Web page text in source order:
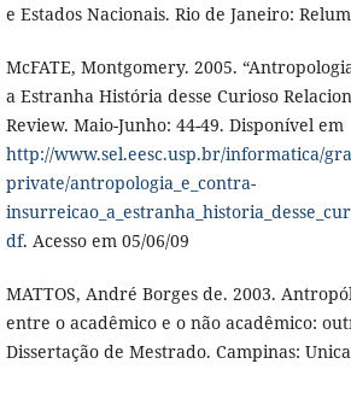
e Estados Nacionais. Rio de Janeiro:
McFATE, Montgomery. 2005.
a Estranha História desse Curioso
Review. Maio-Junho: 44-49. Disponível em
http://www.sel.eesc.usp.br/informatica/
private/antropologia_e_contra-
df. Acesso em 05/06/09
MATTOS, André Borges de. 2003.
entre o acadêmico e o não acadêmico:
Dissertação de Mestrado. Campinas: